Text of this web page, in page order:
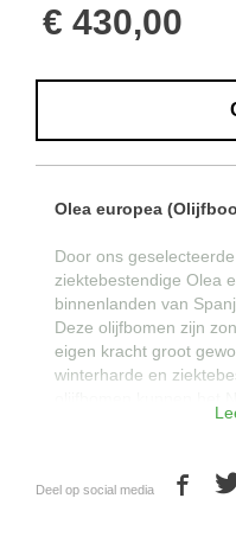
€ 430,00
Olea europea
Door ons
ziektebestendige Olea
binnenlanden van
Deze olijfbomen zijn
eigen kracht groot
winterharde en
uitstekend verdragen.
Met de prachtige wijde
olijfbomen
Deel op social media